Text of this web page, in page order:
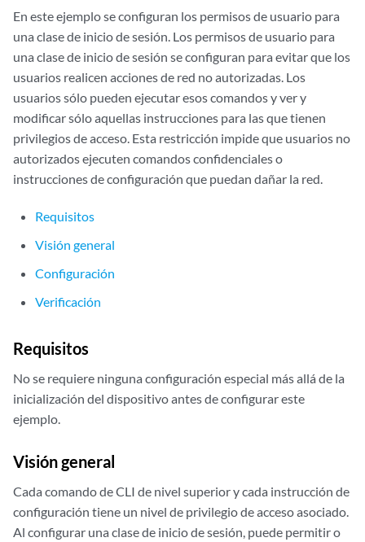
En este ejemplo se configuran los permisos de usuario para
una clase de inicio de sesión. Los permisos de usuario para
una clase de inicio de sesión se configuran para evitar que los
usuarios realicen acciones de red no autorizadas. Los
usuarios sólo pueden ejecutar esos comandos y ver y
modificar sólo aquellas instrucciones para las que tienen
privilegios de acceso. Esta restricción impide que usuarios no
autorizados ejecuten comandos confidenciales o
instrucciones de configuración que puedan dañar la red.
Requisitos
Visión general
Configuración
Verificación
Requisitos
No se requiere ninguna configuración especial más allá de la
inicialización del dispositivo antes de configurar este
ejemplo.
Visión general
Cada comando de CLI de nivel superior y cada instrucción de
configuración tiene un nivel de privilegio de acceso asociado.
Al configurar una clase de inicio de sesión, puede permitir o